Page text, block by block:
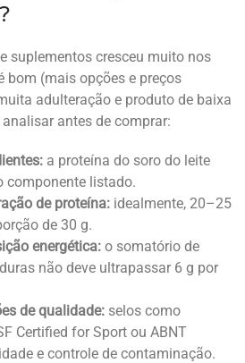
suplementos cresceu muito nos
bom (mais opções e preços
adulteração e produto de baixa
antes de comprar:
a proteína do soro do leite
componente listado.
de proteína: idealmente, 20–25
de 30 g.
energética: o somatório de
não deve ultrapassar 6 g por
de qualidade: selos como
Certified for Sport ou ABNT
e controle de contaminação.